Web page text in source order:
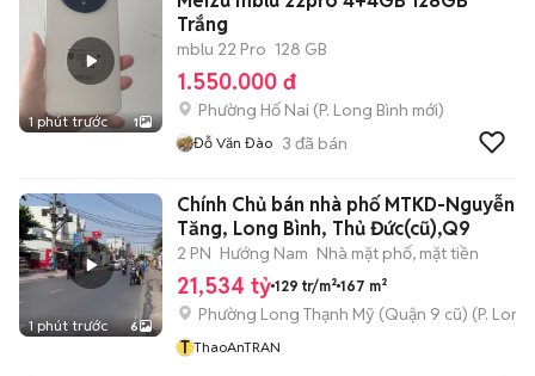
1 phút trước 1
Trắng
mblu 22 Pro 128 GB
1.550.000 đ
Phường Hố Nai (P. Long Bình mới)
Đỗ Văn Đào 3 đã bán
1 phút trước 6
Chính Chủ bán nhà phố MTKD-Nguyễn
Tăng, Long Bình, Thủ Đức(cũ),Q9
2 PN Hướng Nam Nhà mặt phố, mặt tiền
21,534 tỷ 129 tr/m² 167 m²
Phường Long Thạnh Mỹ (Quận 9 cũ) (P.
T ThaoAnTRAN